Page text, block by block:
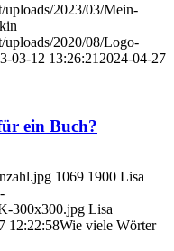
2023/03/Mein-
2020/08/Logo-
03-12 13:26:21 2024-04-27
ein Buch?
1069 1900 Lisa
300x300.jpg Lisa
12:22:58Wie viele Wörter